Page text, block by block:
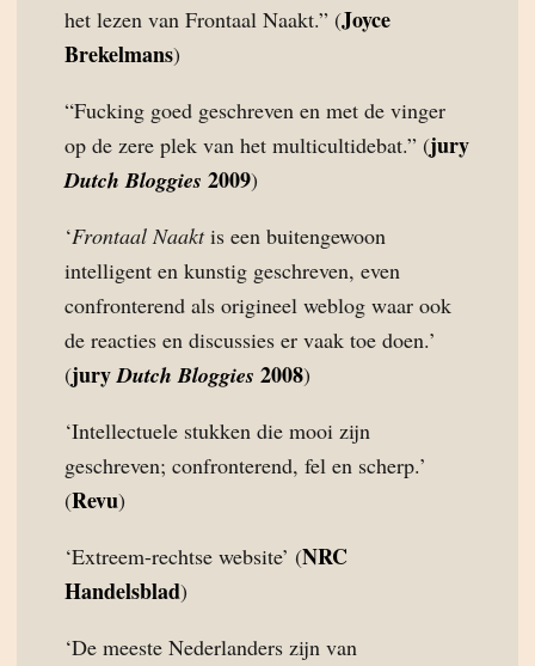
het lezen van Frontaal Naakt.” (Joyce
Brekelmans)
“Fucking goed geschreven en met de vinger
op de zere plek van het multicultidebat.” (jury
Dutch Bloggies 2009)
‘Frontaal Naaktis een buitengewoon
intelligent en kunstig geschreven, even
confronterend als origineel weblog waar ook
de reacties en discussies er vaak toe doen.’
(juryDutch Bloggies 2008)
‘Intellectuele stukken die mooi zijn
geschreven; confronterend, fel en scherp.’
(Revu)
‘Extreem-rechtse website’ (NRC
Handelsblad)
‘De meeste Nederlanders zijn van